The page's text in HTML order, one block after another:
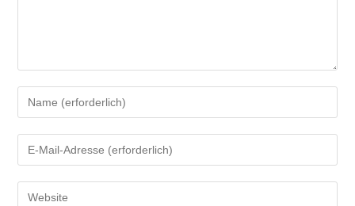
Gib
deinen
Namen
oder
zum
Gib
deine
E-
Mail-
Gib